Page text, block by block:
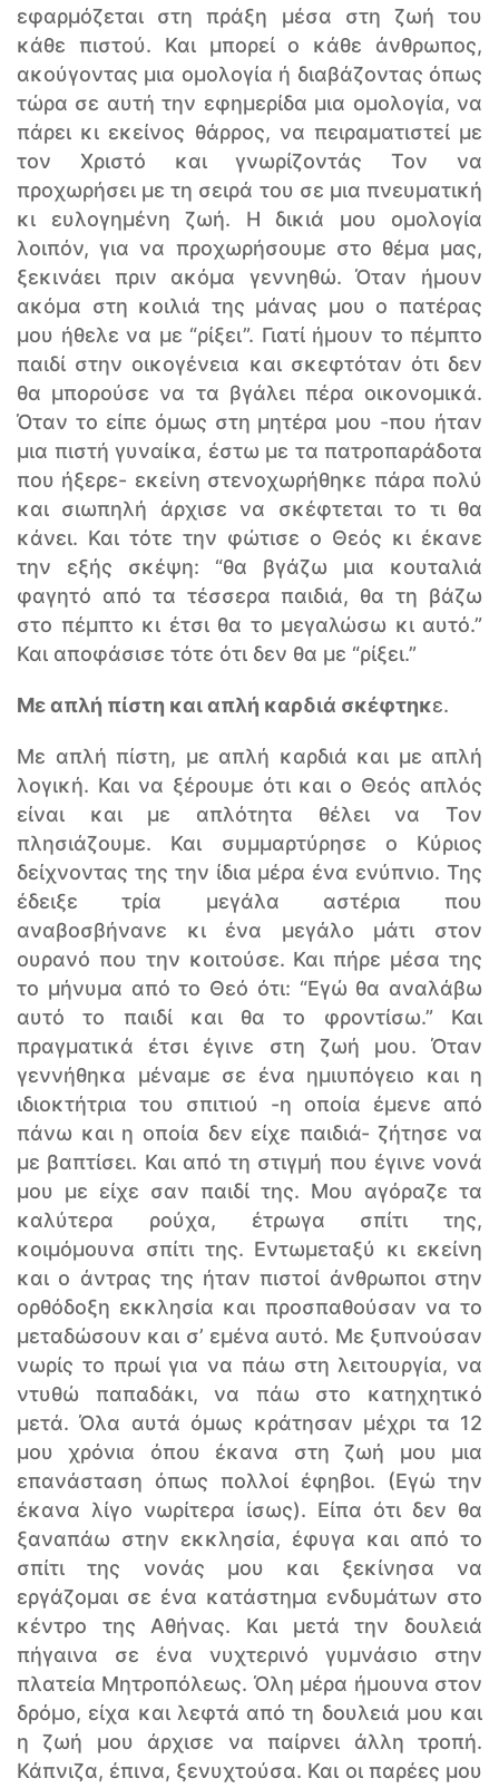
εφαρμόζεται στη πράξη μέσα στη ζωή του
κάθε πιστού. Και μπορεί ο κάθε άνθρωπος,
ακούγοντας μια ομολογία ή διαβάζοντας όπως
τώρα σε αυτή την εφημερίδα μια ομολογία, να
πάρει κι εκείνος θάρρος, να πειραματιστεί με
τον Χριστό και γνωρίζοντάς Τον να
προχωρήσει με τη σειρά του σε μια πνευματική
κι ευλογημένη ζωή. Η δικιά μου ομολογία
λοιπόν, για να προχωρήσουμε στο θέμα μας,
ξεκινάει πριν ακόμα γεννηθώ. Όταν ήμουν
ακόμα στη κοιλιά της μάνας μου ο πατέρας
μου ήθελε να με “ρίξει”. Γιατί ήμουν το πέμπτο
παιδί στην οικογένεια και σκεφτόταν ότι δεν
θα μπορούσε να τα βγάλει πέρα οικονομικά.
Όταν το είπε όμως στη μητέρα μου -που ήταν
μια πιστή γυναίκα, έστω με τα πατροπαράδοτα
που ήξερε- εκείνη στενοχωρήθηκε πάρα πολύ
και σιωπηλή άρχισε να σκέφτεται το τι θα
κάνει. Και τότε την φώτισε ο Θεός κι έκανε
την εξής σκέψη: “θα βγάζω μια κουταλιά
φαγητό από τα τέσσερα παιδιά, θα τη βάζω
στο πέμπτο κι έτσι θα το μεγαλώσω κι αυτό.”
Και αποφάσισε τότε ότι δεν θα με “ρίξει.”
Με απλή πίστη και απλή καρδιά σκέφτηκε.
Με απλή πίστη, με απλή καρδιά και με απλή
λογική. Και να ξέρουμε ότι και ο Θεός απλός
είναι και με απλότητα θέλει να Τον
πλησιάζουμε. Και συμμαρτύρησε ο Κύριος
δείχνοντας της την ίδια μέρα ένα ενύπνιο. Της
έδειξε τρία μεγάλα αστέρια που
αναβοσβήνανε κι ένα μεγάλο μάτι στον
ουρανό που την κοιτούσε. Και πήρε μέσα της
το μήνυμα από το Θεό ότι: “Εγώ θα αναλάβω
αυτό το παιδί και θα το φροντίσω.” Και
πραγματικά έτσι έγινε στη ζωή μου. Όταν
γεννήθηκα μέναμε σε ένα ημιυπόγειο και η
ιδιοκτήτρια του σπιτιού -η οποία έμενε από
πάνω και η οποία δεν είχε παιδιά- ζήτησε να
με βαπτίσει. Και από τη στιγμή που έγινε νονά
μου με είχε σαν παιδί της. Μου αγόραζε τα
καλύτερα ρούχα, έτρωγα σπίτι της,
κοιμόμουνα σπίτι της. Εντωμεταξύ κι εκείνη
και ο άντρας της ήταν πιστοί άνθρωποι στην
ορθόδοξη εκκλησία και προσπαθούσαν να το
μεταδώσουν και σ’ εμένα αυτό. Με ξυπνούσαν
νωρίς το πρωί για να πάω στη λειτουργία, να
ντυθώ παπαδάκι, να πάω στο κατηχητικό
μετά. Όλα αυτά όμως κράτησαν μέχρι τα 12
μου χρόνια όπου έκανα στη ζωή μου μια
επανάσταση όπως πολλοί έφηβοι. (Εγώ την
έκανα λίγο νωρίτερα ίσως). Είπα ότι δεν θα
ξαναπάω στην εκκλησία, έφυγα και από το
σπίτι της νονάς μου και ξεκίνησα να
εργάζομαι σε ένα κατάστημα ενδυμάτων στο
κέντρο της Αθήνας. Και μετά την δουλειά
πήγαινα σε ένα νυχτερινό γυμνάσιο στην
πλατεία Μητροπόλεως. Όλη μέρα ήμουνα στον
δρόμο, είχα και λεφτά από τη δουλειά μου και
η ζωή μου άρχισε να παίρνει άλλη τροπή.
Κάπνιζα, έπινα, ξενυχτούσα. Και οι παρέες μου